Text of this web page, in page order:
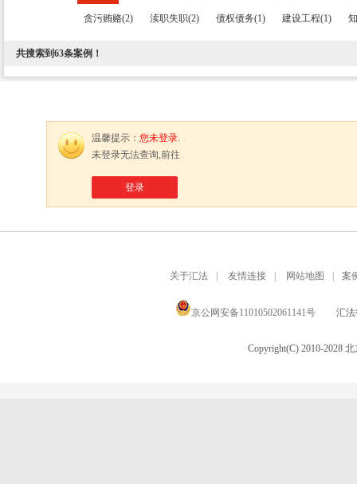
贪污贿赂(2) 渎职失职(2) 债权债务(1) 建设工程(1)
共搜索到63条案例！
温馨提示： 您未登录.
未登录无法查询,前往
登录
关于汇法 友情连接 网站地图 案
京公网安备11010502061141号 汇法
Copyright(C) 2010-2028